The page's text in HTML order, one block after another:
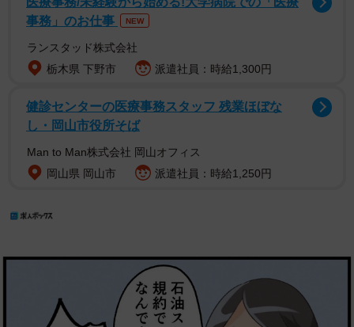
事務」のお仕事
NEW
ランスタッド株式会社
栃木県 下野市
派遣社員：時給1,300円
健診センターの医療事務スタッフ 残業ほぼな
し・岡山市役所そば
Man to Man株式会社 岡山オフィス
岡山県 岡山市
派遣社員：時給1,250円